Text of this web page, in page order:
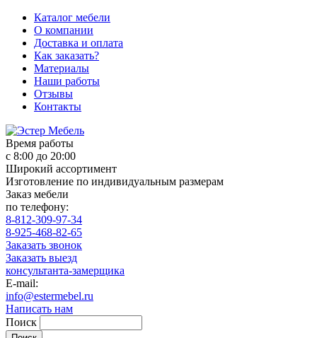
Каталог мебели
О компании
Доставка и оплата
Как заказать?
Материалы
Наши работы
Отзывы
Контакты
Время работы
с 8:00 до 20:00
Широкий ассортимент
Изготовление по индивидуальным размерам
Заказ мебели
по телефону:
8-812-309-97-34
8-925-468-82-65
Заказать звонок
Заказать выезд
консультанта-замерщика
E-mail:
info@estermebel.ru
Написать нам
Поиск